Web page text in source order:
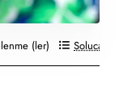
(ler) Solucan